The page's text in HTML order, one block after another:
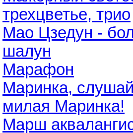
трехцветье, трио
Мао Цзедун -
шалун
Марафон
Маринка,
милая Маринка!
Марш